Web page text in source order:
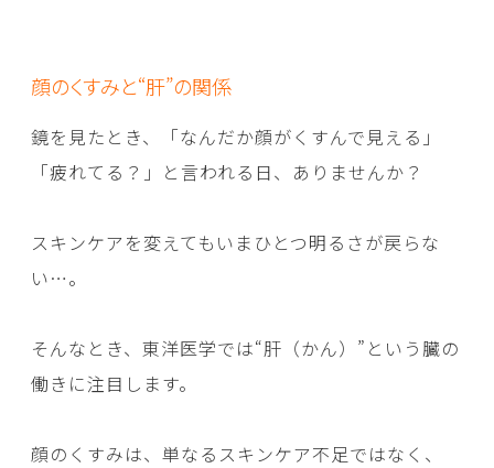
顔のくすみと“肝”の関係
鏡を見たとき、「なんだか顔がくすんで見える」
「疲れてる？」と言われる日、ありませんか？
スキンケアを変えてもいまひとつ明るさが戻らな
い…。
そんなとき、東洋医学では“肝（かん）”という臓の
働きに注目します。
顔のくすみは、単なるスキンケア不足ではなく、